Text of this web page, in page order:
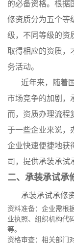
的必备资格。根据
修资质分为五个等
级，不同等级的资
取得相应的资质，
务活动。
近年来，随着
市场竞争的加剧，
而，资质办理流程
于一些企业来说，
企业快速便捷地获
司，提供承装承试
二、承装承试承
承装承试承修
资料准备：企业需根
业执照、组织机构代
等。
资格审查：相关部门